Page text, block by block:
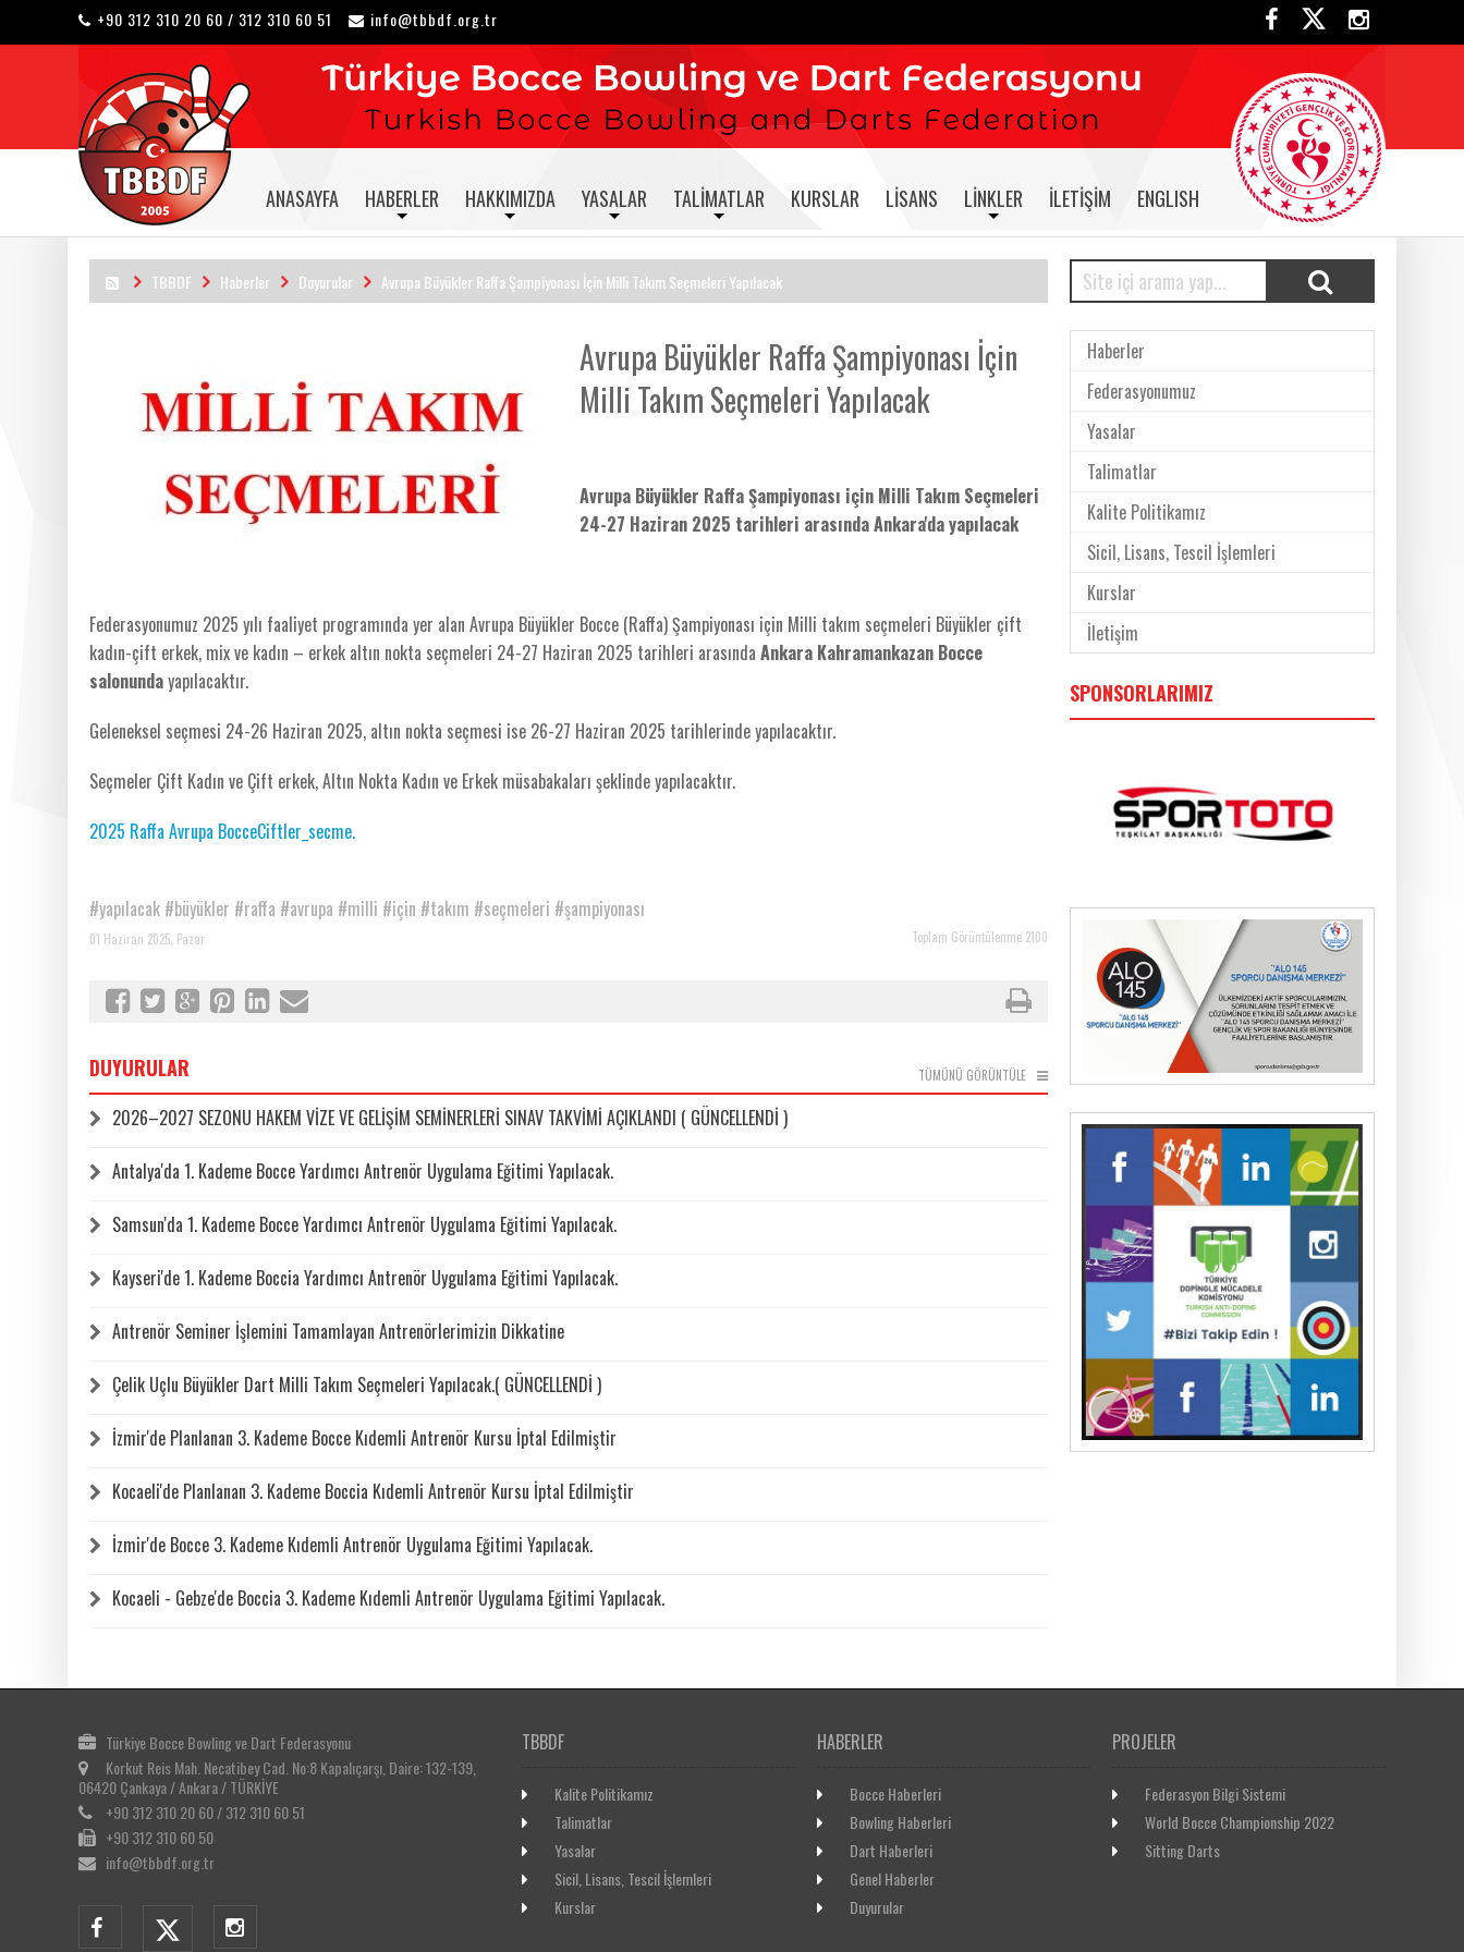
+90 312 310 20 60 / 312 310 60 51 info@tbbdf.org.tr
ANASAYFA HABERLER HAKKIMIZDA YASALAR TALIMATLAR KURSLAR LISANS LINKLER İLETIŞIM ENGLISH
TBBDF Haberler Duyurular Avrupa Büyükler Raffa Şampiyonası İçin Milli Takım Seçmeleri Yapılacak
Avrupa Büyükler Raffa Şampiyonası İçin
Milli Takım Seçmeleri Yapılacak
Avrupa Büyükler Raffa Şampiyonası için Milli Takım Seçmeleri
24-27 Haziran 2025 tarihleri arasında Ankara'da yapılacak
Federasyonumuz 2025 yılı faaliyet programında yer alan Avrupa Büyükler Bocce (Raffa) Şampiyonası için Milli takım seçmeleri Büyükler çift
kadın-çift erkek, mix ve kadın – erkek altın nokta seçmeleri 24-27 Haziran 2025 tarihleri arasında Ankara Kahramankazan Bocce
salonundayapılacaktır.
Geleneksel seçmesi 24-26 Haziran 2025, altın nokta seçmesi ise 26-27 Haziran 2025 tarihlerinde yapılacaktır.
Seçmeler Çift Kadın ve Çift erkek, Altın Nokta Kadın ve Erkek müsabakaları şeklinde yapılacaktır.
2025 Raffa Avrupa BocceCiftler_secme.
#yapılacak #büyükler #raffa #avrupa #milli #için #takım #seçmeleri #şampiyonası
Toplam Görüntülenme 2100
01 Haziran 2025, Pazar
TÜMÜNÜ GÖRÜNTÜLE
DUYURULAR
2026–2027 SEZONU HAKEM VİZE VE GELİŞİM SEMİNERLERİ SINAV TAKVİMİ AÇIKLANDI ( GÜNCELLENDİ )
Antalya'da 1. Kademe Bocce Yardımcı Antrenör Uygulama Eğitimi Yapılacak.
Samsun'da 1. Kademe Bocce Yardımcı Antrenör Uygulama Eğitimi Yapılacak.
Kayseri'de 1. Kademe Boccia Yardımcı Antrenör Uygulama Eğitimi Yapılacak.
Antrenör Seminer İşlemini Tamamlayan Antrenörlerimizin Dikkatine
Çelik Uçlu Büyükler Dart Milli Takım Seçmeleri Yapılacak.( GÜNCELLENDİ )
İzmir'de Planlanan 3. Kademe Bocce Kıdemli Antrenör Kursu İptal Edilmiştir
Kocaeli'de Planlanan 3. Kademe Boccia Kıdemli Antrenör Kursu İptal Edilmiştir
İzmir'de Bocce 3. Kademe Kıdemli Antrenör Uygulama Eğitimi Yapılacak.
Kocaeli - Gebze'de Boccia 3. Kademe Kıdemli Antrenör Uygulama Eğitimi Yapılacak.
Haberler
Federasyonumuz
Yasalar
Talimatlar
Kalite Politikamız
Sicil, Lisans, Tescil İşlemleri
Kurslar
İletişim
SPONSORLARIMIZ
Türkiye Bocce Bowling ve Dart Federasyonu
Korkut Reis Mah. Necatibey Cad. No:8 Kapalıçarşı, Daire: 132-139,
06420 Çankaya / Ankara / TÜRKİYE
+90 312 310 20 60 / 312 310 60 51
+90 312 310 60 50
info@tbbdf.org.tr
TBBDF
Kalite Politikamız
Talimatlar
Yasalar
Sicil, Lisans, Tescil İşlemleri
Kurslar
HABERLER
Bocce Haberleri
Bowling Haberleri
Dart Haberleri
Genel Haberler
Duyurular
PROJELER
Federasyon Bilgi Sistemi
World Bocce Championship 2022
Sitting Darts